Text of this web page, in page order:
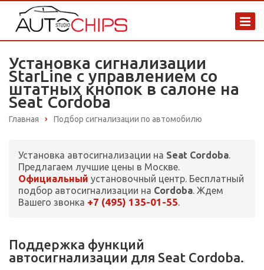
Установка сигнализации
StarLine с управлением со
штатных кнопок в салоне на
Seat Cordoba
Главная Подбор сигнализации по автомобилю
Установка автосигнализации на Seat Cordoba.
Предлагаем лучшие цены в Москве.
Официальный установочный центр. Бесплатный
подбор автосигнализации на Cordoba. Ждем
Вашего звонка +7 (495) 135-01-55.
Поддержка функций
автосигнализации для Seat Cordoba.